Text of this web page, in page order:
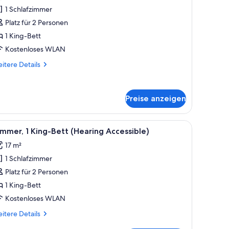
1 Schlafzimmer
Platz für 2 Personen
1 King-Bett
Kostenloses WLAN
Details
Preise anzeigen
Stadt durch das Fenster.
einem Schreibtisch mit Stuhl, einem Bild an der Wand und Blick auf die
Ein Hotelzimmer mit einem großen Bett,
1 1 King-Bett (Hearing Accessible)
17 m²
1 Schlafzimmer
Platz für 2 Personen
1 King-Bett
Kostenloses WLAN
Details